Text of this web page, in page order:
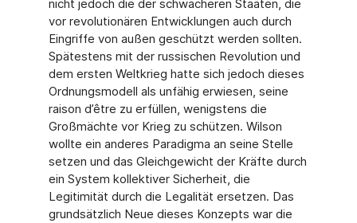
nicht jedoch die der schwächeren Staaten, die
vor revolutionären Entwicklungen auch durch
Eingriffe von außen geschützt werden sollten.
Spätestens mit der russischen Revolution und
dem ersten Weltkrieg hatte sich jedoch dieses
Ordnungsmodell als unfähig erwiesen, seine
raison d’être zu erfüllen, wenigstens die
Großmächte vor Krieg zu schützen. Wilson
wollte ein anderes Paradigma an seine Stelle
setzen und das Gleichgewicht der Kräfte durch
ein System kollektiver Sicherheit, die
Legitimität durch die Legalität ersetzen. Das
grundsätzlich Neue dieses Konzepts war die